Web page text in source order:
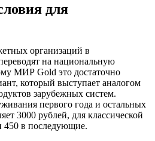
для
организаций в
на национальную
МИР Gold это достаточно
который выступает аналогом
зарубежных систем.
первого года и остальных
3000 рублей, для классической
450 в последующие.